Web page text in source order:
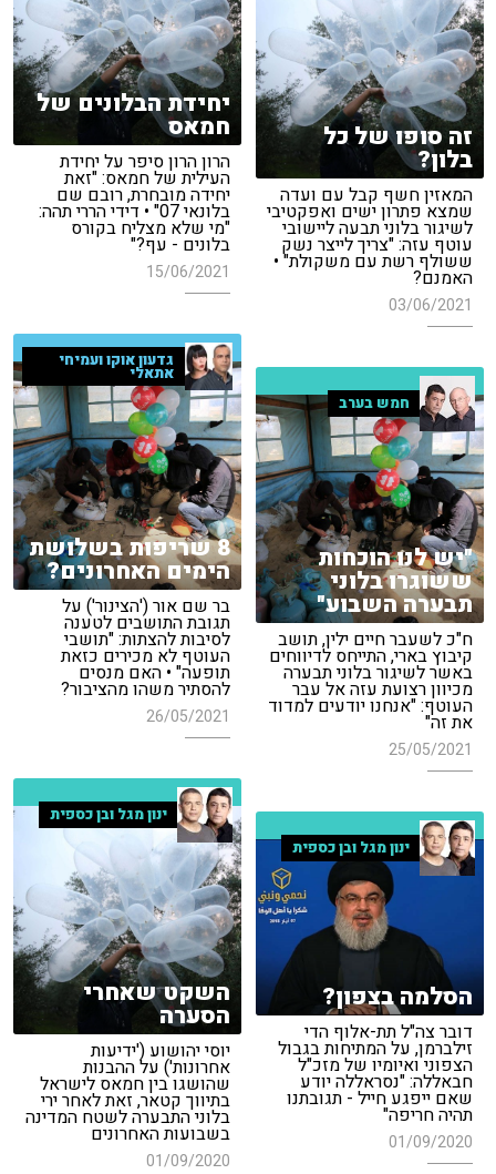
יחידת הבלונים של
חמאס
הרון הרון סיפר על יחידת
העילית של חמאס: "זאת
יחידה מובחרת, רובם שם
בלונאי 07" • דידי הררי תהה:
"מי שלא מצליח בקורס
בלונים - עף?"
15/06/2021
זה סופו של כל
בלון?
המאזין חשף קבל עם ועדה
שמצא פתרון ישים ואפקטיבי
לשיגור בלוני תבעה ליישובי
עוטף עזה: "צריך לייצר נשק
ששולף רשת עם משקולת" •
האמנם?
03/06/2021
גדעון אוקו ועמיחי
אתאלי
8 שריפות בשלושת
הימים האחרונים?
בר שם אור ('הצינור') על
תגובת התושבים לטענה
לסיבות להצתות: "תושבי
העוטף לא מכירים כזאת
תופעה" • האם מנסים
להסתיר משהו מהציבור?
26/05/2021
חמש בערב
"יש לנו הוכחות
ששוגרו בלוני
תבערה השבוע"
ח"כ לשעבר חיים ילין, תושב
קיבוץ בארי, התייחס לדיווחים
באשר לשיגור בלוני תבערה
מכיוון רצועת עזה אל עבר
העוטף: "אנחנו יודעים למדוד
את זה"
25/05/2021
ינון מגל ובן כספית
השקט שאחרי
הסערה
יוסי יהושוע ('ידיעות
אחרונות') על ההבנות
שהושגו בין חמאס לישראל
בתיווך קטאר, זאת לאחר ירי
בלוני התבערה לשטח המדינה
בשבועות האחרונים
01/09/2020
ינון מגל ובן כספית
הסלמה בצפון?
דובר צה"ל תת-אלוף הדי
זילברמן, על המתיחות בגבול
הצפוני ואיומיו של מזכ"ל
חבאללה: "נסראללה יודע
שאם ייפגע חייל - תגובתנו
תהיה חריפה"
01/09/2020